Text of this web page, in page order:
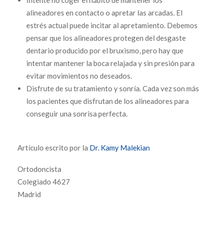
alineadores en contacto o apretar las arcadas. El
estrés actual puede incitar al apretamiento. Debemos
pensar que los alineadores protegen del desgaste
dentario producido por el bruxismo, pero hay que
intentar mantener la boca relajada y sin presión para
evitar movimientos no deseados.
Disfrute de su tratamiento y sonría. Cada vez son más
los pacientes que disfrutan de los alineadores para
conseguir una sonrisa perfecta.
Artículo escrito por la Dr. Kamy Malekian
Ortodoncista
Colegiado 4627
Madrid